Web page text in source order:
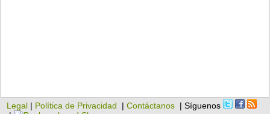
Legal | Política de Privacidad |Contáctanos | Síguenos